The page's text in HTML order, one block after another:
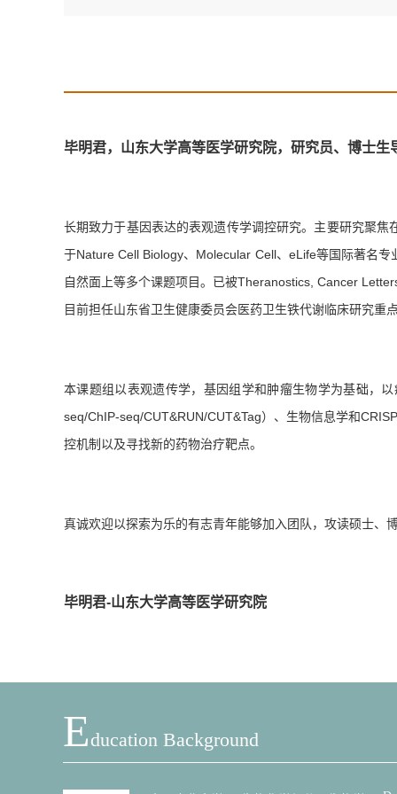
毕明君，山东大学高等医学研究院，研究员、博士生
长期致力于基因表达的表观遗传学调控研究。主要研究聚
于Nature Cell Biology、 Molecular Cell、 eLife等国际著名专
自然面上等多个课题项目。已被Theranostics, Cancer
目前担任山东省卫生健康委员会医药卫生铁代谢临床研究重
本课题组以表观遗传学，基因组学和肿瘤生物学为基础，
seq/ChIP-seq/CUT&RUN/CUT&Tag）、生物信息学和
控机制以及寻找新的药物治疗靶点。
真诚欢迎以探索为乐的有志青年能够加入团队，攻读硕士、
毕明君-山东大学高等医学研究院
EDucation Background